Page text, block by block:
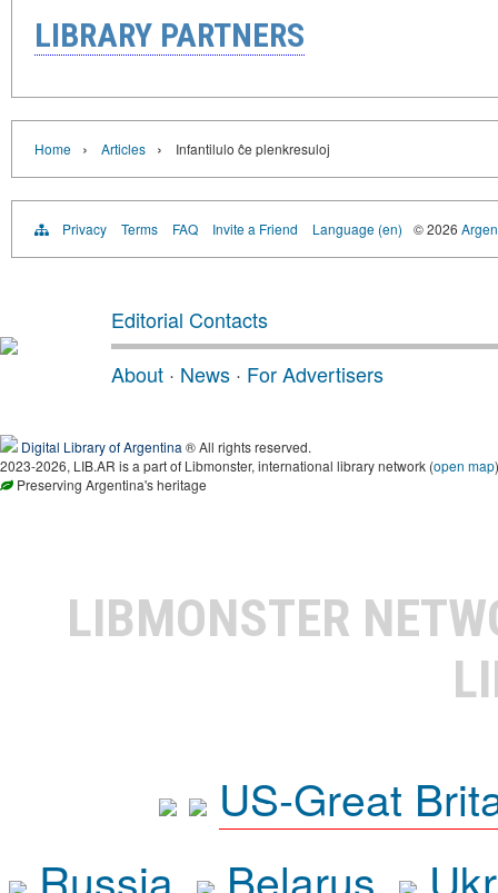
LIBRARY PARTNERS
Home › Articles › Infantilulo ĉe plenkresuloj
Privacy Terms FAQ Invite a Friend Language (en) © 2026
Editorial Contacts
About · News · For Advertisers
Digital Library of Argentina ® All rights reserved.
2023-2026, LIB.AR is a part of Libmonster, international library network (open map)
Preserving Argentina's heritage
LIBMONSTER
US-Great
Russia
Belarus